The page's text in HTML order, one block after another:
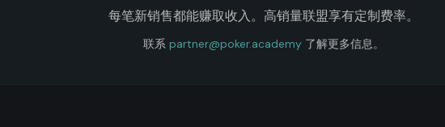
每笔新销售都能赚取收入。高销量联盟享有定制费率。
联系 partner@poker.academy 了解更多信息。